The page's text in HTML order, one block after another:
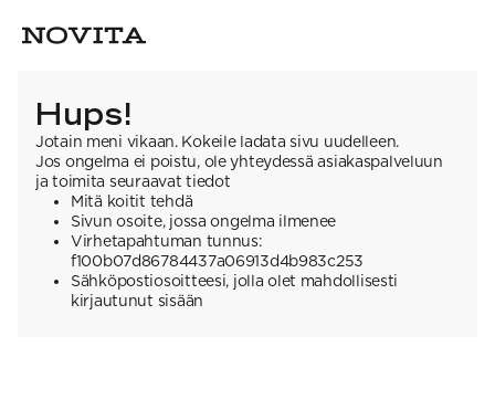
Hups!
Jotain meni vikaan. Kokeile ladata sivu uudelleen.
Jos ongelma ei poistu, ole yhteydessä asiakaspalveluun
ja toimita seuraavat tiedot
Mitä koitit tehdä
Sivun osoite, jossa ongelma ilmenee
Virhetapahtuman tunnus:
f100b07d86784437a06913d4b983c253
Sähköpostiosoitteesi, jolla olet mahdollisesti
kirjautunut sisään